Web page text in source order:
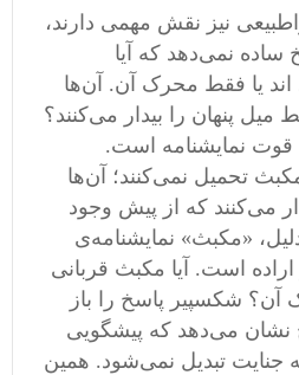
نیز نقش مهمی دارند،
ساده نمی‌دهد که آیا
یا فقط محرک آن. آن‌ها
میل پنهان را بیدار می‌کنند؟
قوت نمایشنامه است.
تحمیل نمی‌کنند؛ آن‌ها
می‌کنند که از پیش وجود
«مکبث» نمایشنامه‌ی
است. آیا مکبث قربانی
شکسپیر پاسخ را باز
نشان می‌دهد که پیشگویی
جنایت تبدیل نمی‌شود. همین